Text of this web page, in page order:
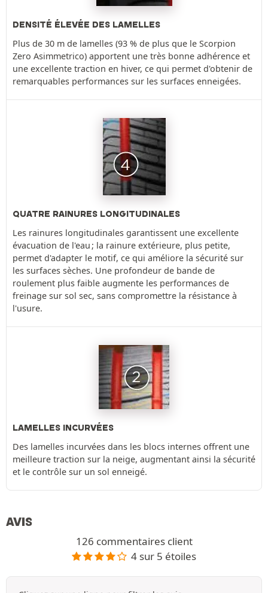
DENSITÉ ÉLEVÉE DES LAMELLES
Plus de 30 m de lamelles (93 % de plus que le Scorpion
Zero Asimmetrico) apportent une très bonne adhérence et
une excellente traction en hiver, ce qui permet d'obtenir de
remarquables performances sur les surfaces enneigées.
QUATRE RAINURES LONGITUDINALES
Les rainures longitudinales garantissent une excellente
évacuation de l'eau ; la rainure extérieure, plus petite,
permet d'adapter le motif, ce qui améliore la sécurité sur
les surfaces sèches. Une profondeur de bande de
roulement plus faible augmente les performances de
freinage sur sol sec, sans compromettre la résistance à
l'usure.
LAMELLES INCURVÉES
Des lamelles incurvées dans les blocs internes offrent une
meilleure traction sur la neige, augmentant ainsi la sécurité
et le contrôle sur un sol enneigé.
AVIS
126 commentaires client
4 sur 5 étoiles